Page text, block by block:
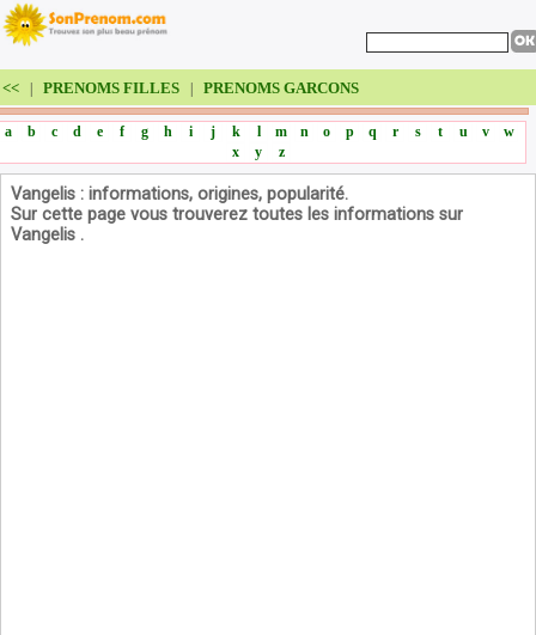
<< PRENOMS FILLES PRENOMS GARCONS
a b c d e f g h i j k l m n o p q r s t u v
w
x
y z
Vangelis : informations, origines, popularité.
Sur cette page vous trouverez toutes les informations sur
Vangelis .